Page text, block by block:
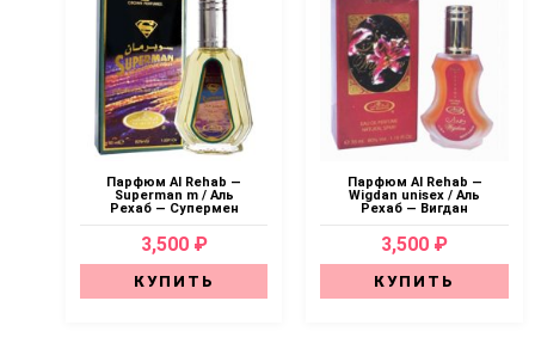
Парфюм Al Rehab —
Superman m / Аль
Рехаб — Супермен
3,500 ₽
КУПИТЬ
Парфюм Al Rehab —
Wigdan unisex / Аль
Рехаб — Вигдан
3,500 ₽
КУПИТЬ